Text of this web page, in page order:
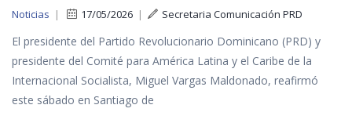
Noticias | 17/05/2026 | Secretaria Comunicación PRD
El presidente del Partido Revolucionario Dominicano (PRD) y
presidente del Comité para América Latina y el Caribe de la
Internacional Socialista, Miguel Vargas Maldonado, reafirmó
este sábado en Santiago de